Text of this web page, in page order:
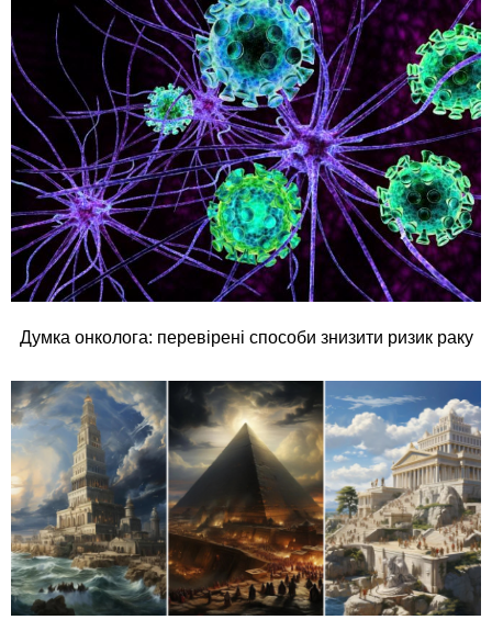
Думка онколога: перевірені способи знизити ризик раку